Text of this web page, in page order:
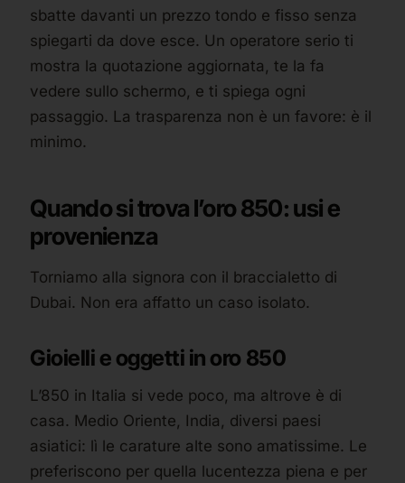
sbatte davanti un prezzo tondo e fisso senza
spiegarti da dove esce. Un operatore serio ti
mostra la quotazione aggiornata, te la fa
vedere sullo schermo, e ti spiega ogni
passaggio. La trasparenza non è un favore: è il
minimo.
Quando si trova l’oro 850: usi e
provenienza
Torniamo alla signora con il braccialetto di
Dubai. Non era affatto un caso isolato.
Gioielli e oggetti in oro 850
L’850 in Italia si vede poco, ma altrove è di
casa. Medio Oriente, India, diversi paesi
asiatici: lì le carature alte sono amatissime. Le
preferiscono per quella lucentezza piena e per